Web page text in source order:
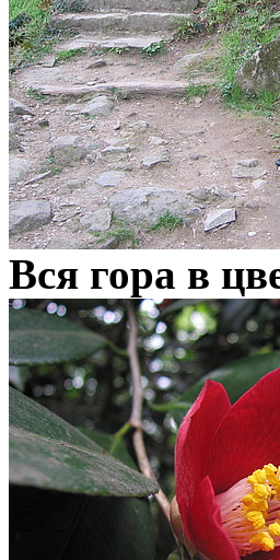
Вся гора в